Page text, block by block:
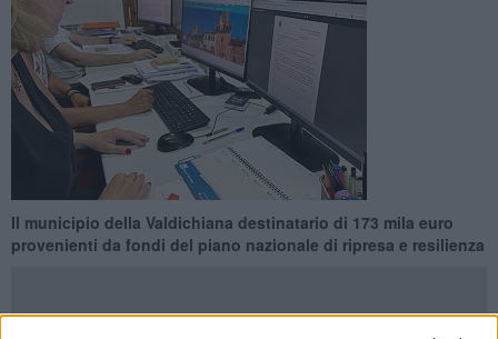
Il municipio della Valdichiana destinatario di 173 mila euro
provenienti da fondi del piano nazionale di ripresa e resilienza